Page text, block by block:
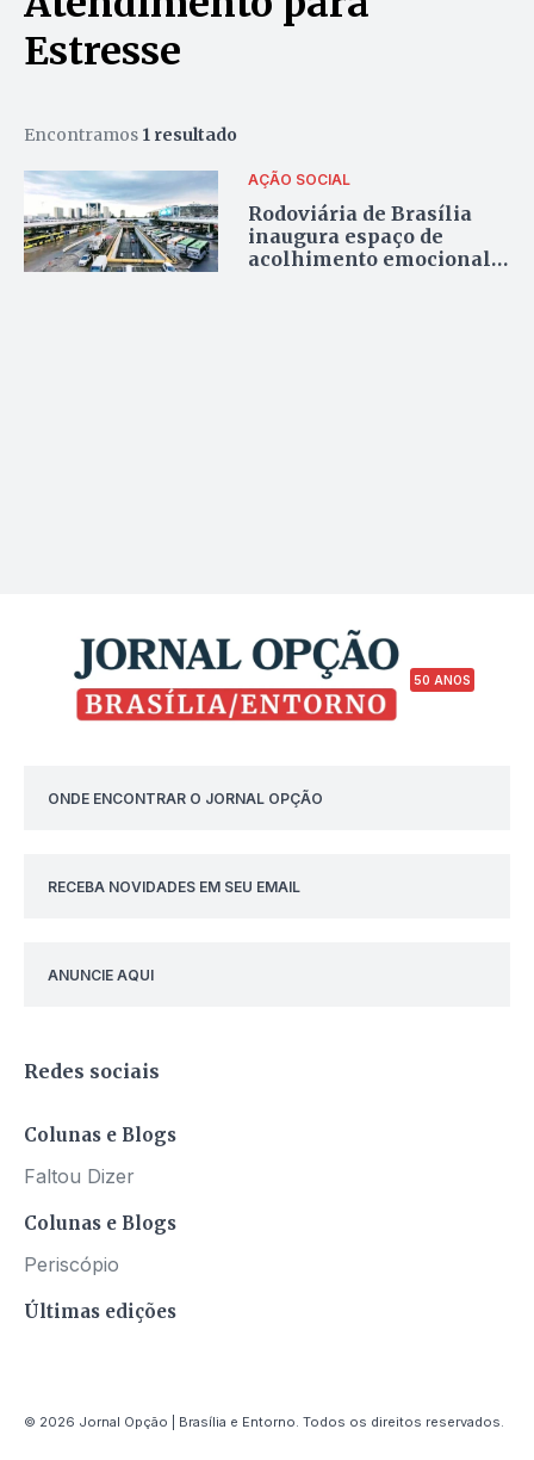
Estresse
Encontramos 1 resultado
AÇÃO SOCIAL
Rodoviária de Brasília
inaugura espaço de
acolhimento emocional
50 ANOS
ONDE ENCONTRAR O JORNAL OPÇÃO
RECEBA NOVIDADES EM SEU EMAIL
ANUNCIE AQUI
Redes sociais
Colunas e Blogs
Faltou Dizer
Colunas e Blogs
Periscópio
Últimas edições
© 2026 Jornal Opção | Brasília e Entorno. Todos os direitos reservados.